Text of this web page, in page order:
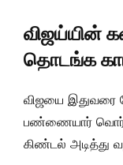
விஜய்யின்
தொடங்க
விஜயை இதுவரை
பண்ணையார்
கிண்டல் அடித்து